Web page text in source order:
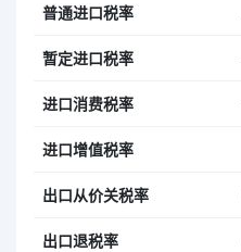
普通进口税率
暂定进口税率
进口消费税率
进口增值税率
出口从价关税率
出口退税率